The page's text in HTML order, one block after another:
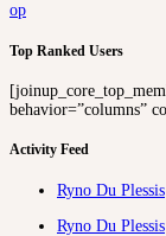
op
Top Ranked Users
behavior=”columns”
Activity Feed
Ryno Du Plessis
Ryno Du Plessis